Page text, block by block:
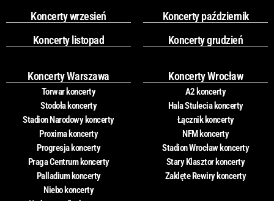
Koncerty wrzesień
Koncerty październik
Koncerty listopad
Koncerty grudzień
Koncerty Warszawa
Torwar koncerty
Stodoła koncerty
Stadion Narodowy koncerty
Proxima koncerty
Progresja koncerty
Praga Centrum koncerty
Palladium koncerty
Niebo koncerty
Koncerty Wrocław
A2 koncerty
Hala Stulecia koncerty
Łącznik koncerty
NFM koncerty
Stadion Wrocław koncerty
Stary Klasztor koncerty
Zaklęte Rewiry koncerty